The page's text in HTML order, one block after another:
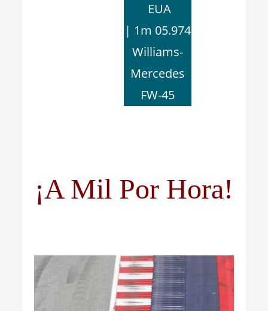
EUA
| 1m 05.974
Williams-
Mercedes
FW-45
¡A Mil Por Hora!